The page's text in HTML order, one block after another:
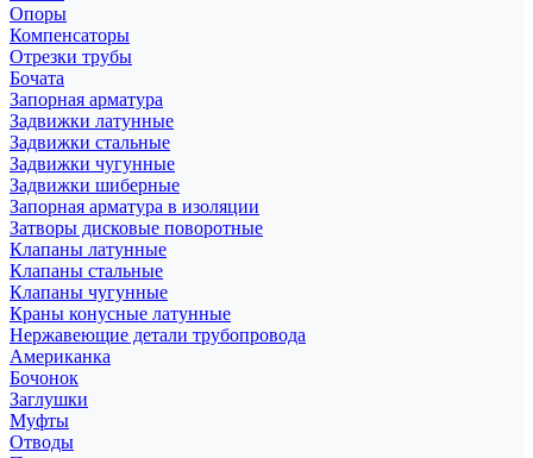
Опоры
Компенсаторы
Отрезки трубы
Бочата
Запорная арматура
Задвижки латунные
Задвижки стальные
Задвижки чугунные
Задвижки шиберные
Запорная арматура в изоляции
Затворы дисковые поворотные
Клапаны латунные
Клапаны стальные
Клапаны чугунные
Краны конусные латунные
Нержавеющие детали трубопровода
Американка
Бочонок
Заглушки
Муфты
Отводы